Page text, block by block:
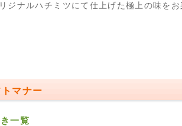
ジナルハチミツにて仕上げた極上の味をお
マナー
一覧